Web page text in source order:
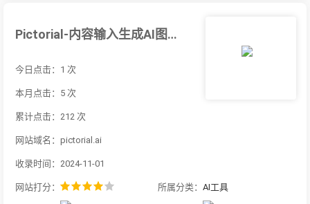
Pictorial-内容输入生成AI图形视觉
今日点击：1 次
本月点击：5 次
累计点击：212 次
网站域名：pictorial.ai
收录时间：2024-11-01
网站打分： 所属分类： AI工具